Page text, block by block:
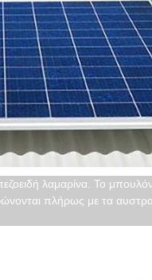
λαμαρίνα. Το
πλήρως με τα